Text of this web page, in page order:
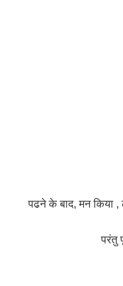
पढने के बाद, मन किया ,
परंतु